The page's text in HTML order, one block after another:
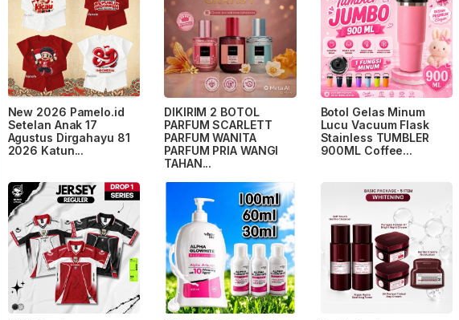
New 2026 Pamelo.id
Setelan Anak 17
Agustus Dirgahayu 81
2026 Katun...
DIKIRIM 2 BOTOL
PARFUM SCARLETT
PARFUM WANITA
PARFUM PRIA WANGI
TAHAN...
Botol Gelas Minum
Lucu Vacuum Flask
Stainless TUMBLER
900ML Coffee...